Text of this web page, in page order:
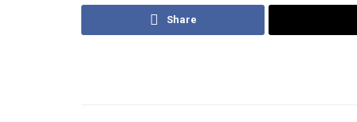
Share